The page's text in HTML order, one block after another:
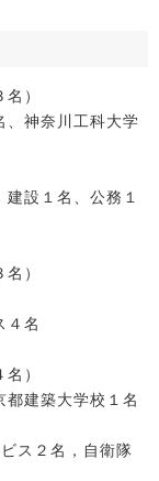
）
、神奈川工科大学
設１名、公務１
）
４名
）
建築大学校１名
ス２名，自衛隊